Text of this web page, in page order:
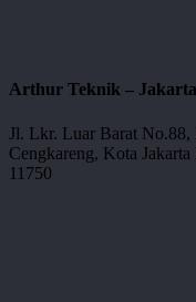
Arthur Teknik – Jakarta
Jl. Lkr. Luar Barat No.88,
Cengkareng, Kota
11750